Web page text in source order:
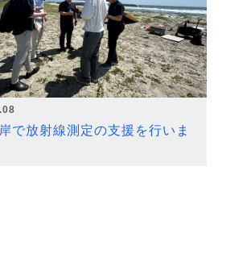
で放射線測定の支援を行いま